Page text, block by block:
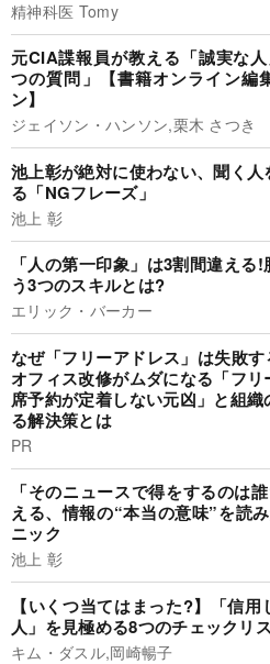
精神科医 Tomy
元CIA諜報員が教える「誠実な
つの質問」【書籍オンライン編
ン】
ジェイソン・ハンソン,栗木 さつき
池上彰が絶対に使わない、聞く
る「NGフレーズ」
池上 彰
「人の第一印象」は3割間違える
う3つのスキルとは?
エリック・バーカー
なぜ「フリーアドレス」は失敗
オフィス改修がムダになる「フ
席予約が定着しない元凶」と組
る解決策とは
PR
「そのニュースで得をするのは
える、情報の“本当の意味”を読
ニック
池上 彰
【いくつ当てはまった?】「信
人」を見極める8つのチェックリ
キム・ダスル,岡崎暢子